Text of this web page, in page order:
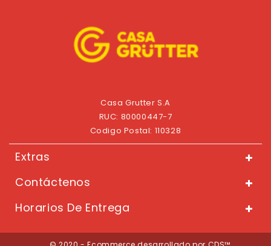
Casa Grutter S.A
RUC: 80000447-7
Codigo Postal: 110328
Extras
Contáctenos
Horarios De Entrega